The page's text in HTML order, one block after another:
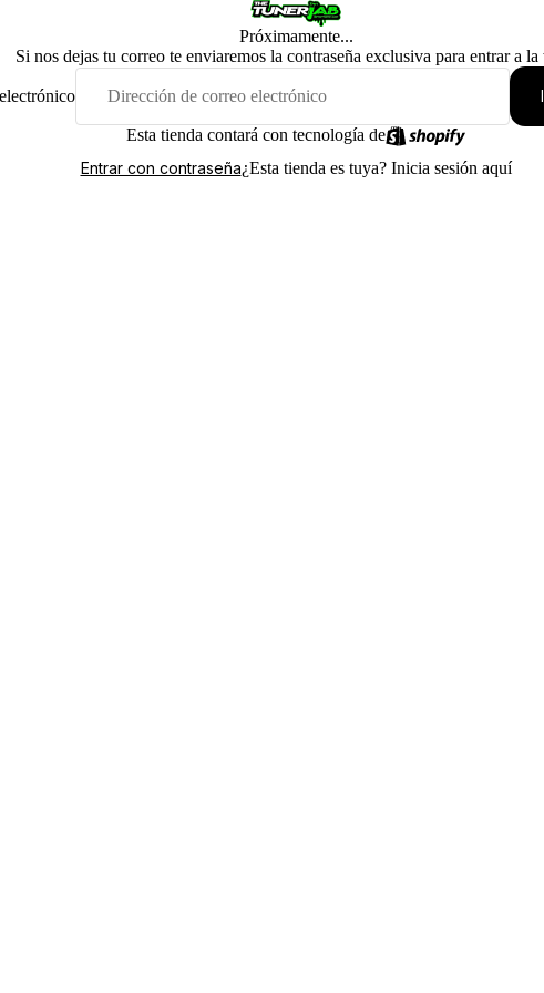
Próximamente...
Si nos dejas tu correo te enviaremos la contraseña exclusiva para entrar a la
Esta tienda contará con tecnología de
Entrar con contraseña¿Esta tienda es tuya? Inicia sesión aquí